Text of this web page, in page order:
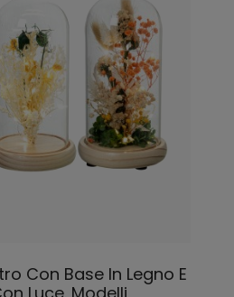
Con Base In Legno E